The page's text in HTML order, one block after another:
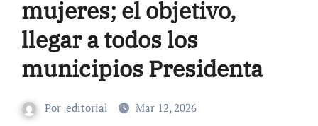
mujeres; el objetivo,
llegar a todos los
municipios Presidenta
Por editorial Mar 12, 2026